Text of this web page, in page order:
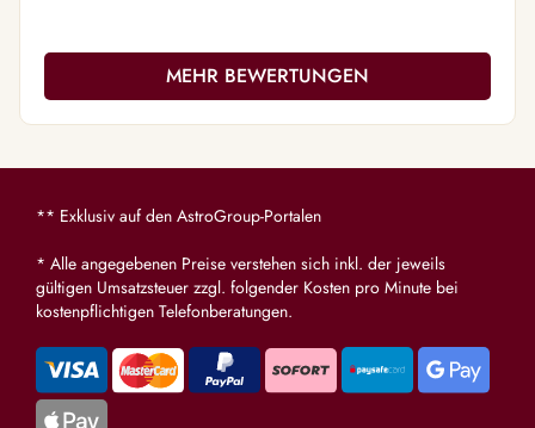
MEHR BEWERTUNGEN
** Exklusiv auf den AstroGroup-Portalen
* Alle angegebenen Preise verstehen sich inkl. der jeweils
gültigen Umsatzsteuer zzgl. folgender Kosten pro Minute bei
kostenpflichtigen Telefonberatungen.